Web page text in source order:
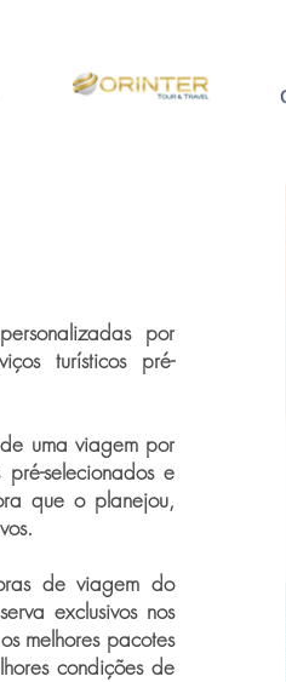
por
turísticos pré-
uma viagem por
selecionados e
que o planejou,
de viagem do
exclusivos nos
melhores pacotes
condições de